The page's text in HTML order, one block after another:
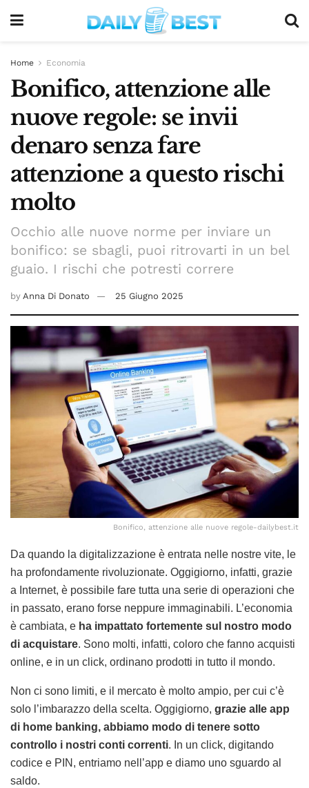
Home Economia
Bonifico, attenzione alle
nuove regole: se invii
denaro senza fare
attenzione a questo rischi
molto
Occhio alle nuove norme per inviare un
bonifico: se sbagli, puoi ritrovarti in un bel
guaio. I rischi che potresti correre
by Anna Di Donato 25 Giugno 2025
Bonifico, attenzione alle nuove regole-dailybest.it
Da quando la digitalizzazione è entrata nelle nostre vite, le
ha profondamente rivoluzionate. Oggigiorno, infatti, grazie
a Internet, è possibile fare tutta una serie di operazioni che
in passato, erano forse neppure immaginabili. L’economia
è cambiata, e ha impattato fortemente sul nostro modo
di acquistare. Sono molti, infatti, coloro che fanno acquisti
online, e in un click, ordinano prodotti in tutto il mondo.
Non ci sono limiti, e il mercato è molto ampio, per cui c’è
solo l’imbarazzo della scelta. Oggigiorno, grazie alle app
di home banking, abbiamo modo di tenere sotto
controllo i nostri conti correnti. In un click, digitando
codice e PIN, entriamo nell’app e diamo uno sguardo al
saldo.